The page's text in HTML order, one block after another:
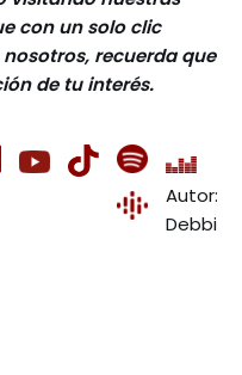
con un solo clic
recuerda que
de tu interés.
Autor:
Debbi